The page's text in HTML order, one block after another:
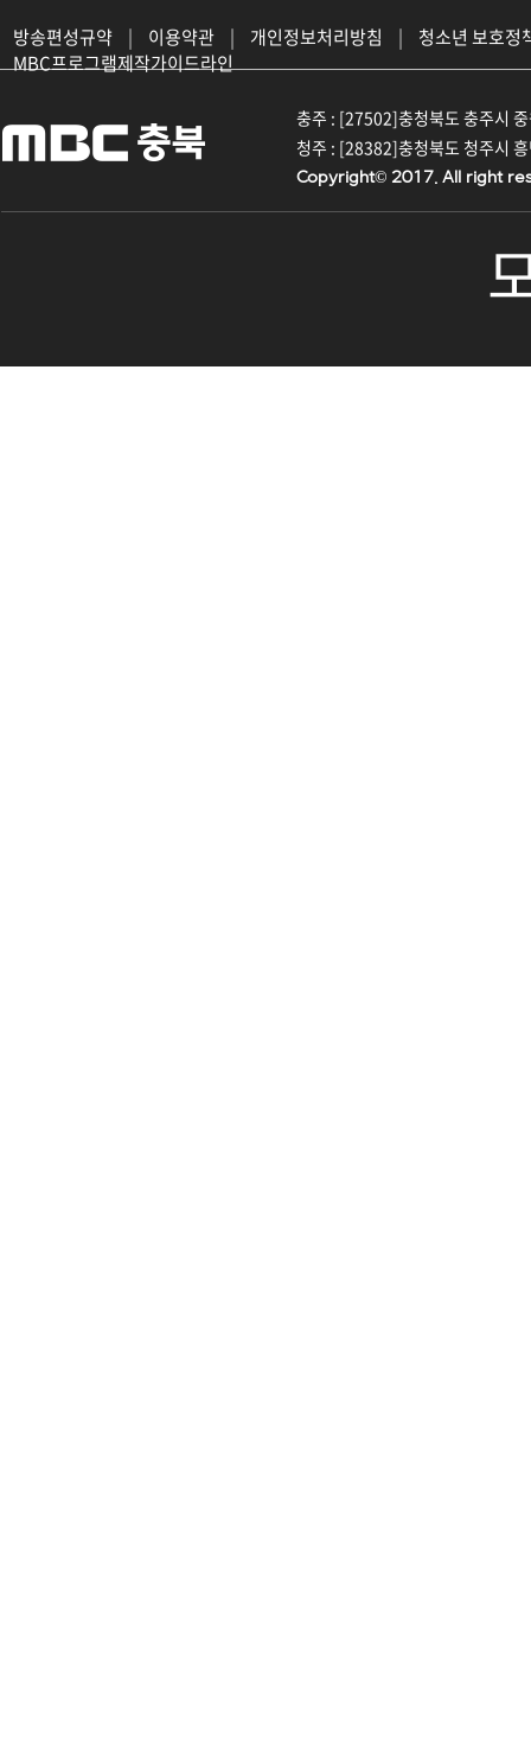
방송편성규약 | 이용약관 | 개인정보처리방침 |
청소년 보호정
MBC프로그램제작가이드라인
충주 : [27502]충청북도 충주시
청주 : [28382]충청북도 청주시
Copyright© 2017. All right